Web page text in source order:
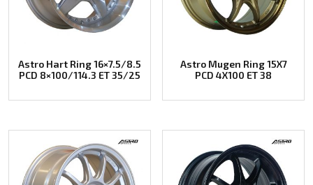
Astro Hart Ring 16×7.5/8.5
PCD 8×100/114.3 ET 35/25
Astro Mugen Ring 15X7
PCD 4X100 ET 38